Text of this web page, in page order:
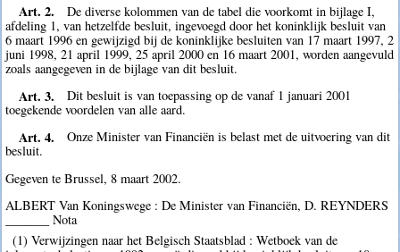
Art. 2.
De diverse kolommen van de tabel die voorkomt in bijlage I,
afdeling 1, van hetzelfde besluit, ingevoegd door het koninklijk besluit van
6 maart 1996 en gewijzigd bij de koninklijke besluiten van 17 maart 1997, 2
juni 1998, 21 april 1999, 25 april 2000 en 16 maart 2001, worden aangevuld
zoals aangegeven in de bijlage van dit besluit.
Art. 3.
Dit besluit is van toepassing op de vanaf 1 januari 2001
toegekende voordelen van alle aard.
Art. 4.
Onze Minister van Financiën is belast met de uitvoering van dit
besluit.
Gegeven te Brussel, 8 maart 2002.
ALBERT Van Koningswege : De Minister van Financiën, D. REYNDERS
_______ Nota
(1) Verwijzingen naar het Belgisch Staatsblad : Wetboek van de